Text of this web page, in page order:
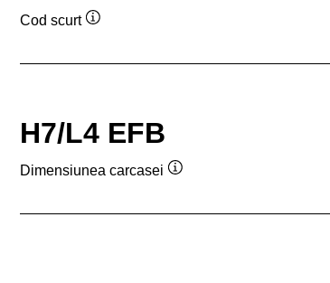
Cod scurt
H7/L4 EFB
Dimensiunea carcasei